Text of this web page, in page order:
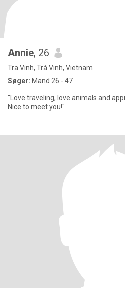
Annie, 26
Tra Vinh, Trà Vinh, Vietnam
Søger: Mand 26 - 47
"Love traveling, love animals and
Nice to meet you!"